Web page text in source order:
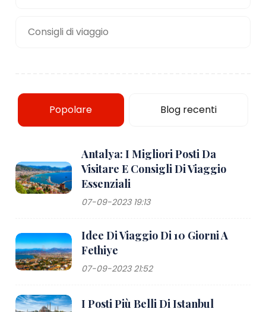
Consigli di viaggio
Popolare Blog recenti
Antalya: I Migliori Posti Da
Visitare E Consigli Di Viaggio
Essenziali
07-09-2023 19:13
Idee Di Viaggio Di 10 Giorni A
Fethiye
07-09-2023 21:52
I Posti Più Belli Di Istanbul